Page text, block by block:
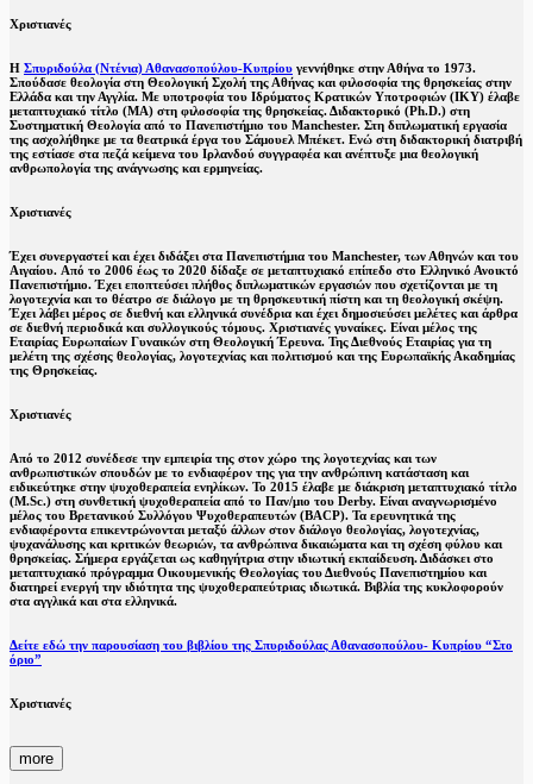
Χριστιανές
Η Σπυριδούλα (Ντένια) Αθανασοπούλου-Κυπρίου γεννήθηκε στην Αθήνα το 1973.
Σπούδασε θεολογία στη Θεολογική Σχολή της Αθήνας και φιλοσοφία της θρησκείας στην
Ελλάδα και την Αγγλία. Με υποτροφία του Ιδρύματος Κρατικών Υποτροφιών (IKY) έλαβε
μεταπτυχιακό τίτλο (MA) στη φιλοσοφία της θρησκείας. Διδακτορικό (Ph.D.) στη
Συστηματική Θεολογία από το Πανεπιστήμιο του Manchester. Στη διπλωματική εργασία
της ασχολήθηκε με τα θεατρικά έργα του Σάμουελ Μπέκετ. Ενώ στη διδακτορική διατριβή
της εστίασε στα πεζά κείμενα του Ιρλανδού συγγραφέα και ανέπτυξε μια θεολογική
ανθρωπολογία της ανάγνωσης και ερμηνείας.
Χριστιανές
Έχει συνεργαστεί και έχει διδάξει στα Πανεπιστήμια του Manchester, των Αθηνών και του
Αιγαίου. Aπό το 2006 έως το 2020 δίδαξε σε μεταπτυχιακό επίπεδο στο Ελληνικό Ανοικτό
Πανεπιστήμιο. Έχει εποπτεύσει πλήθος διπλωματικών εργασιών που σχετίζονται με τη
λογοτεχνία και το θέατρο σε διάλογο με τη θρησκευτική πίστη και τη θεολογική σκέψη.
Έχει λάβει μέρος σε διεθνή και ελληνικά συνέδρια και έχει δημοσιεύσει μελέτες και άρθρα
σε διεθνή περιοδικά και συλλογικούς τόμους. Χριστιανές γυναίκες. Είναι μέλος της
Εταιρίας Ευρωπαίων Γυναικών στη Θεολογική Έρευνα. Της Διεθνούς Εταιρίας για τη
μελέτη της σχέσης θεολογίας, λογοτεχνίας και πολιτισμού και της Ευρωπαϊκής Ακαδημίας
της Θρησκείας.
Χριστιανές
Από το 2012 συνέδεσε την εμπειρία της στον χώρο της λογοτεχνίας και των
ανθρωπιστικών σπουδών με το ενδιαφέρον της για την ανθρώπινη κατάσταση και
ειδικεύτηκε στην ψυχοθεραπεία ενηλίκων. To 2015 έλαβε με διάκριση μεταπτυχιακό τίτλο
(M.Sc.) στη συνθετική ψυχοθεραπεία από το Παν/μιο του Derby. Είναι αναγνωρισμένο
μέλος του Βρετανικού Συλλόγου Ψυχοθεραπευτών (BACP). Τα ερευνητικά της
ενδιαφέροντα επικεντρώνονται μεταξύ άλλων στoν διάλογο θεολογίας, λογοτεχνίας,
ψυχανάλυσης και κριτικών θεωριών, τα ανθρώπινα δικαιώματα και τη σχέση φύλου και
θρησκείας. Σήμερα εργάζεται ως καθηγήτρια στην ιδιωτική εκπαίδευση. Διδάσκει στο
μεταπτυχιακό πρόγραμμα Οικουμενικής Θεολογίας του Διεθνούς Πανεπιστημίου και
διατηρεί ενεργή την ιδιότητα της ψυχοθεραπεύτριας ιδιωτικά. Βιβλία της κυκλοφορούν
στα αγγλικά και στα ελληνικά.
Δείτε εδώ την παρουσίαση του βιβλίου της Σπυριδούλας Αθανασοπούλου- Κυπρίου “Στο
όριο”
Χριστιανές
more